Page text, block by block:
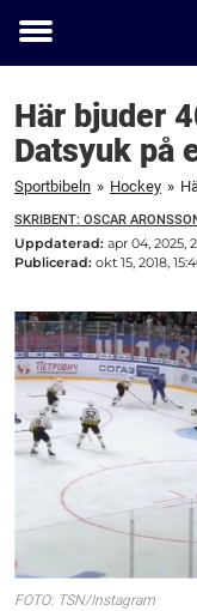
Toggle
Här bjuder
Datsyuk på
Sportbibeln » Hockey »
SKRIBENT: OSCAR
Uppdaterad: apr 04, 2025,
Publicerad: okt 15, 2018,
FOTO: TSN/Instagram